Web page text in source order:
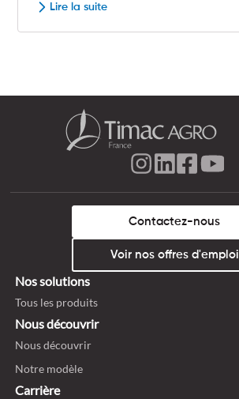
Lire la suite
Nos solutions
Tous les produits
Nous découvrir
Nous découvrir
Notre modèle
Carrière
Contactez-nous
Voir nos offres d'emploi